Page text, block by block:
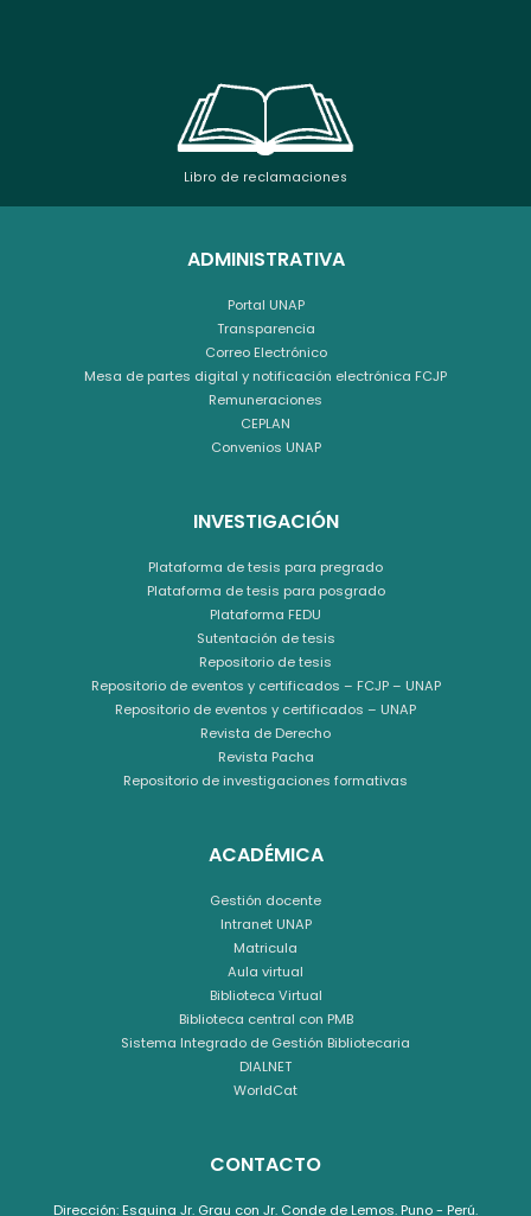
Libro de reclamaciones
ADMINISTRATIVA
Portal UNAP
Transparencia
Correo Electrónico
Mesa de partes digital y notificación electrónica FCJP
Remuneraciones
CEPLAN
Convenios UNAP
INVESTIGACIÓN
Plataforma de tesis para pregrado
Plataforma de tesis para posgrado
Plataforma FEDU
Sutentación de tesis
Repositorio de tesis
Repositorio de eventos y certificados – FCJP – UNAP
Repositorio de eventos y certificados – UNAP
Revista de Derecho
Revista Pacha
Repositorio de investigaciones formativas
ACADÉMICA
Gestión docente
Intranet UNAP
Matricula
Aula virtual
Biblioteca Virtual
Biblioteca central con PMB
Sistema Integrado de Gestión Bibliotecaria
DIALNET
WorldCat
CONTACTO
Dirección: Esquina Jr. Grau con Jr. Conde de Lemos. Puno - Perú.